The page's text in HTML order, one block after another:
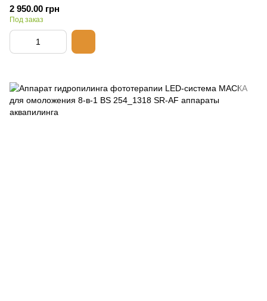
2 950.00 грн
Под заказ